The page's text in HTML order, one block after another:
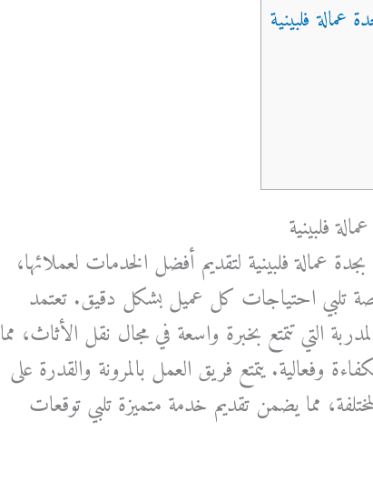
فلبينية
فلبينية لتقديم أفضل الخدمات لعملائها،
تلبي احتياجات كل عميل بشكل دقيق. تعتمد
التي تتمتع بخبرة واسعة في مجال نقل الأثاث، مما
وفعالية. يتمتع فريق العمل بالمرونة والقدرة على
مما يضمن تقديم خدمة متميزة تلبي توقعات